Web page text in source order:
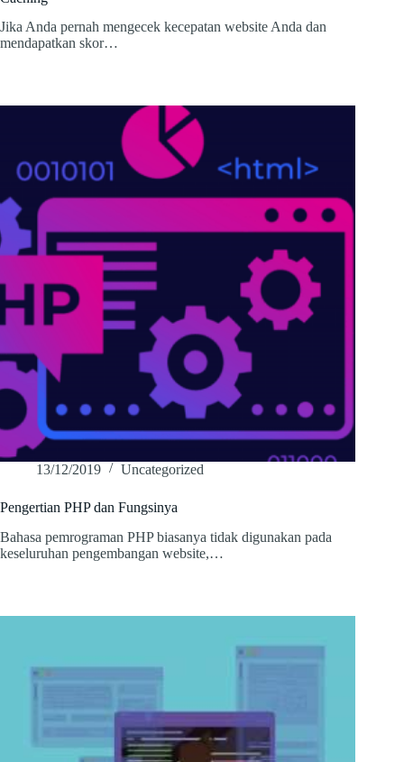
Jika Anda pernah mengecek kecepatan website Anda dan
mendapatkan skor…
13/12/2019 Uncategorized
Pengertian PHP dan Fungsinya
Bahasa pemrograman PHP biasanya tidak digunakan pada
keseluruhan pengembangan website,…